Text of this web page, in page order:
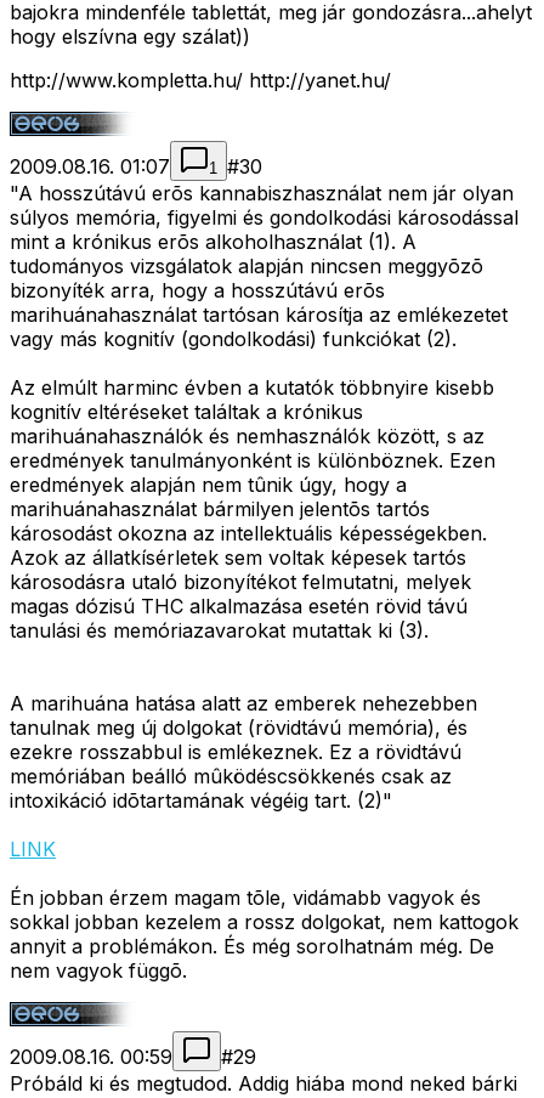
bajokra mindenféle tablettát, meg jár gondozásra...ahelyt
hogy elszívna egy szálat))
http://www.kompletta.hu/ http://yanet.hu/
2009.08.16. 01:07 1 #30
"A hosszútávú erõs kannabiszhasználat nem jár olyan
súlyos memória, figyelmi és gondolkodási károsodással
mint a krónikus erõs alkoholhasználat (1). A
tudományos vizsgálatok alapján nincsen meggyõzõ
bizonyíték arra, hogy a hosszútávú erõs
marihuánahasználat tartósan károsítja az emlékezetet
vagy más kognitív (gondolkodási) funkciókat (2).
Az elmúlt harminc évben a kutatók többnyire kisebb
kognitív eltéréseket találtak a krónikus
marihuánahasználók és nemhasználók között, s az
eredmények tanulmányonként is különböznek. Ezen
eredmények alapján nem tûnik úgy, hogy a
marihuánahasználat bármilyen jelentõs tartós
károsodást okozna az intellektuális képességekben.
Azok az állatkísérletek sem voltak képesek tartós
károsodásra utaló bizonyítékot felmutatni, melyek
magas dózisú THC alkalmazása esetén rövid távú
tanulási és memóriazavarokat mutattak ki (3).
A marihuána hatása alatt az emberek nehezebben
tanulnak meg új dolgokat (rövidtávú memória), és
ezekre rosszabbul is emlékeznek. Ez a rövidtávú
memóriában beálló mûködéscsökkenés csak az
intoxikáció idõtartamának végéig tart. (2)"
LINK
Én jobban érzem magam tõle, vidámabb vagyok és
sokkal jobban kezelem a rossz dolgokat, nem kattogok
annyit a problémákon. És még sorolhatnám még. De
nem vagyok függõ.
2009.08.16. 00:59 #29
Próbáld ki és megtudod. Addig hiába mond neked bárki